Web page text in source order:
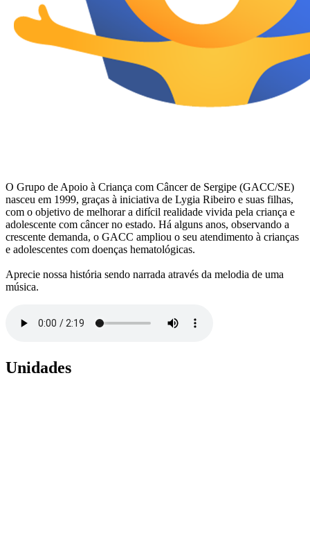
O Grupo de Apoio à Criança com Câncer de Sergipe (GACC/SE)
nasceu em 1999, graças à iniciativa de Lygia Ribeiro e suas filhas,
com o objetivo de melhorar a difícil realidade vivida pela criança e
adolescente com câncer no estado. Há alguns anos, observando a
crescente demanda, o GACC ampliou o seu atendimento à crianças
e adolescentes com doenças hematológicas.
Aprecie nossa história sendo narrada através da melodia de uma
música.
Unidades